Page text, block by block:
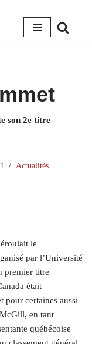
son 2e titre
Actualités
le
par l’Université
premier titre
était
pour certaines aussi
en tant
québécoise